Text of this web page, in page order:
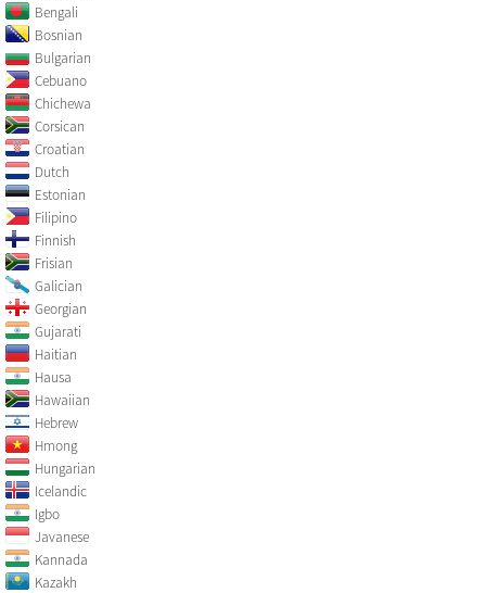
Bengali
Bosnian
Bulgarian
Cebuano
Chichewa
Corsican
Croatian
Dutch
Estonian
Filipino
Finnish
Frisian
Galician
Georgian
Gujarati
Haitian
Hausa
Hawaiian
Hebrew
Hmong
Hungarian
Icelandic
Igbo
Javanese
Kannada
Kazakh